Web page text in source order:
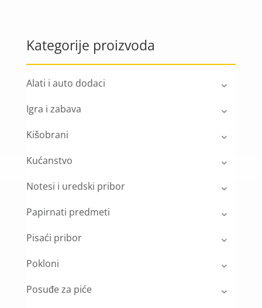
Kategorije proizvoda
Alati i auto dodaci
Igra i zabava
Kišobrani
Kućanstvo
Notesi i uredski pribor
Papirnati predmeti
Pisaći pribor
Pokloni
Posuđe za piće